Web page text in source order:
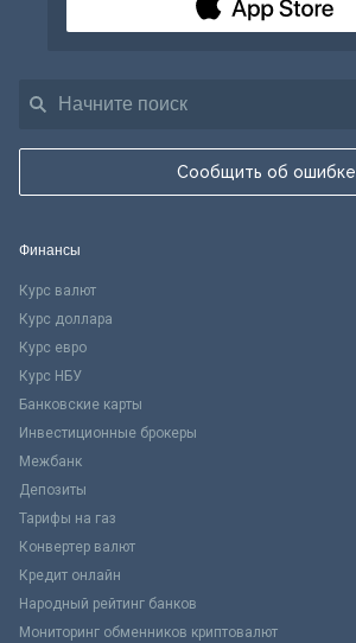
Сообщить об ошибке
Финансы
Курс валют
Курс доллара
Курс евро
Курс НБУ
Банковские карты
Инвестиционные брокеры
Межбанк
Депозиты
Тарифы на газ
Конвертер валют
Кредит онлайн
Народный рейтинг банков
Мониторинг обменников криптовалют